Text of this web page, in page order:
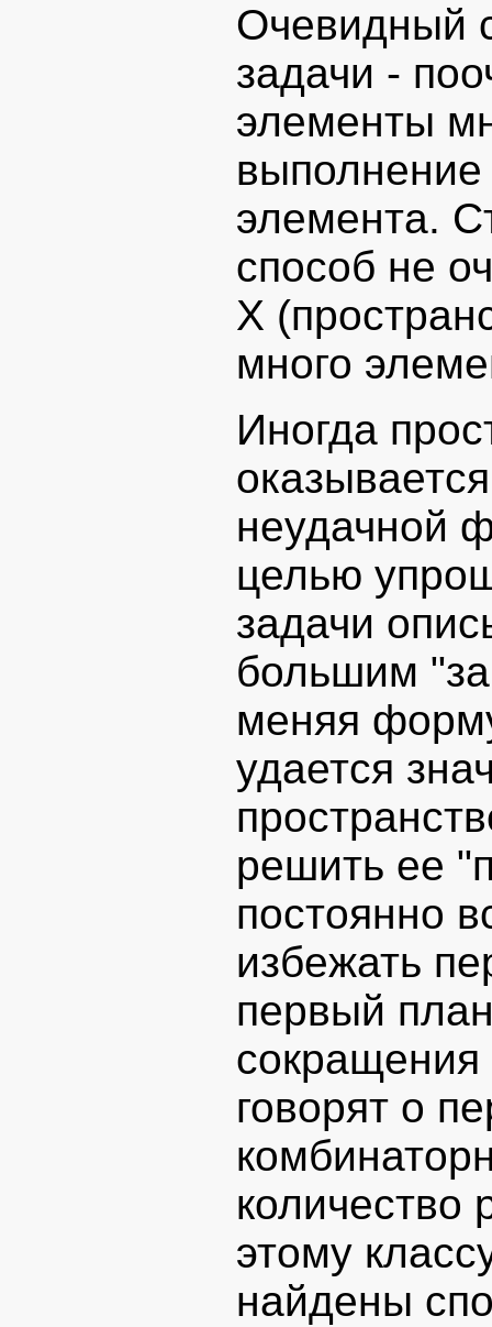
Очевидный
задачи -
элементы
выполнение
элемента.
способ не
X
много
Иногда
неудачной
целью
задачи
большим
меняя
удается
решить ее
постоянно
избежать
первый
сокращения
говорят о
количество
этому
найдены